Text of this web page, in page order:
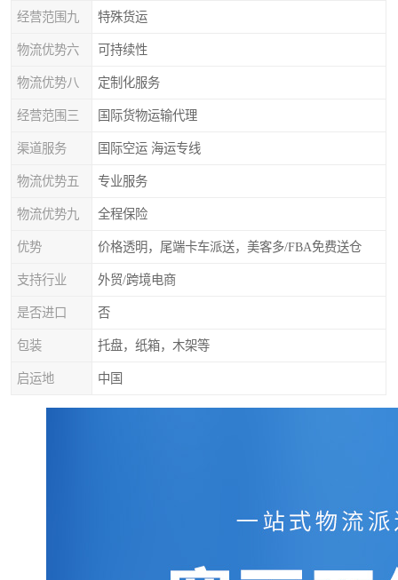
经营范围九 特殊货运
物流优势六 可持续性
物流优势八 定制化服务
经营范围三 国际货物运输代理
渠道服务 国际空运 海运专线
物流优势五 专业服务
物流优势九 全程保险
优势 价格透明，尾端卡车派送，美客多/FBA免费送仓
支持行业 外贸/跨境电商
是否进口 否
包装 托盘，纸箱，木架等
启运地 中国